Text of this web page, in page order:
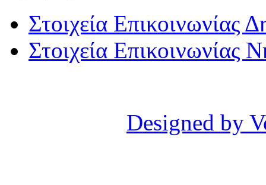
Στοιχεία Επικοινωνίας
Στοιχεία Επικοινωνίας
Designed by